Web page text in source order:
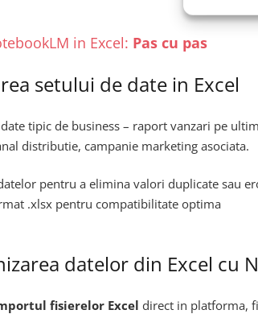
in Excel: Pas cu pas
setului de date in Excel
tipic de business – raport vanzari pe
distributie, campanie marketing asociata.
pentru a elimina valori duplicate sau
.xlsx pentru compatibilitate optima
datelor din Excel cu
fisierelor Excel direct in platforma,